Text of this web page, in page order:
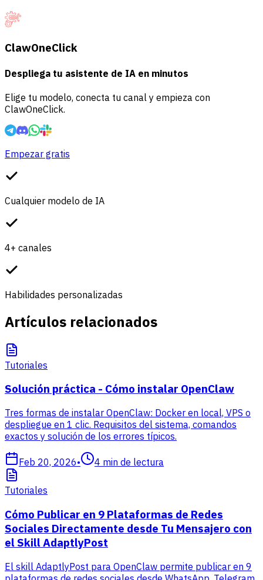
ClawOneClick
Despliega tu asistente de IA en minutos
Elige tu modelo, conecta tu canal y empieza con
ClawOneClick.
Empezar gratis
Cualquier modelo de IA
4+ canales
Habilidades personalizadas
Artículos relacionados
Tutoriales
Solución práctica - Cómo instalar OpenClaw
Tres formas de instalar OpenClaw: Docker en local, VPS o
despliegue en 1 clic. Requisitos del sistema, comandos
exactos y solución de los errores típicos.
Feb 20, 2026• 4 min de lectura
Tutoriales
Cómo Publicar en 9 Plataformas de Redes
Sociales Directamente desde Tu Mensajero con
el Skill AdaptlyPost
El skill AdaptlyPost para OpenClaw permite publicar en 9